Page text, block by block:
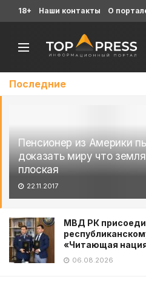
Последние
Пенсионер из Америки
доказать миру что земля
плоская
22.11.2017
МВД РК
«Читающая
06.08.2026
18+ Наши контакты О